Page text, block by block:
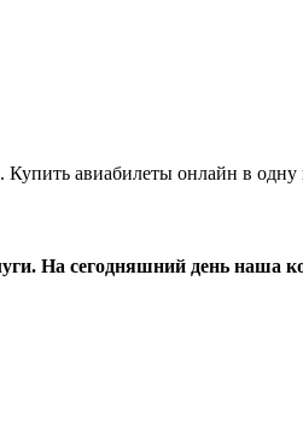
авиабилеты онлайн в одну
На сегодняшний день наша